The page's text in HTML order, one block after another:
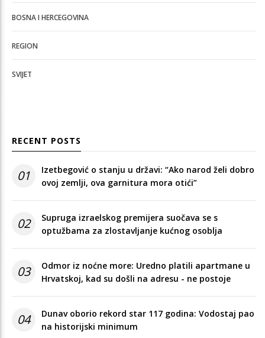
BOSNA I HERCEGOVINA
REGION
SVIJET
RECENT POSTS
01
Izetbegović o stanju u državi: “Ako narod želi dobro
ovoj zemlji, ova garnitura mora otići”
02
Supruga izraelskog premijera suočava se s
optužbama za zlostavljanje kućnog osoblja
03
Odmor iz noćne more: Uredno platili apartmane u
Hrvatskoj, kad su došli na adresu - ne postoje
04
Dunav oborio rekord star 117 godina: Vodostaj pao
na historijski minimum